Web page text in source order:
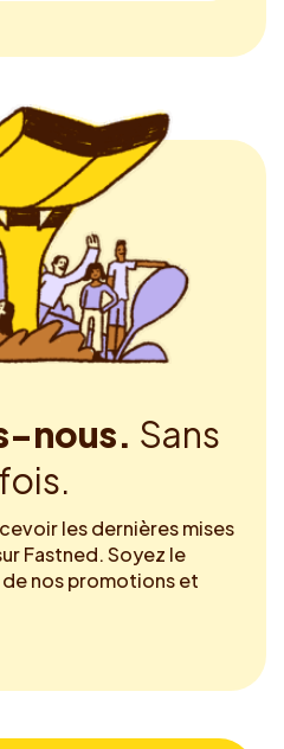
nous. Sans
les dernières mises
Fastned. Soyez le
nos promotions et